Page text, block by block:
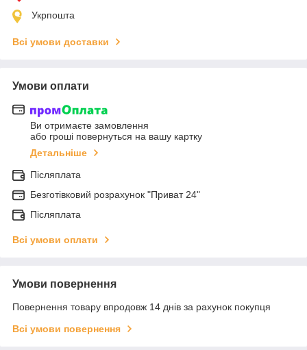
Укрпошта
Всі умови доставки
Умови оплати
Ви отримаєте замовлення
або гроші повернуться на вашу картку
Детальніше
Післяплата
Безготівковий розрахунок "Приват 24"
Післяплата
Всі умови оплати
Умови повернення
Повернення товару впродовж 14 днів за рахунок покупця
Всі умови повернення